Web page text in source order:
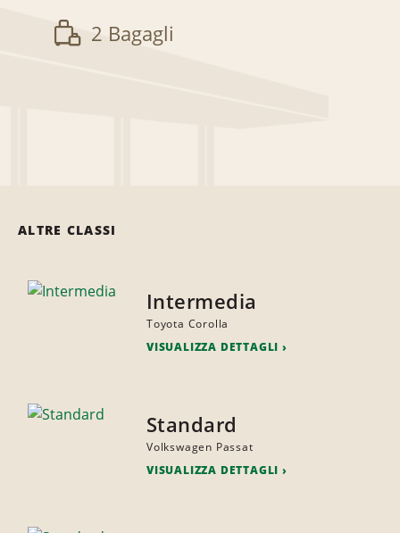
2 Bagagli
ALTRE CLASSI
Intermedia
Toyota Corolla
VISUALIZZA DETTAGLI
Standard
Volkswagen Passat
VISUALIZZA DETTAGLI